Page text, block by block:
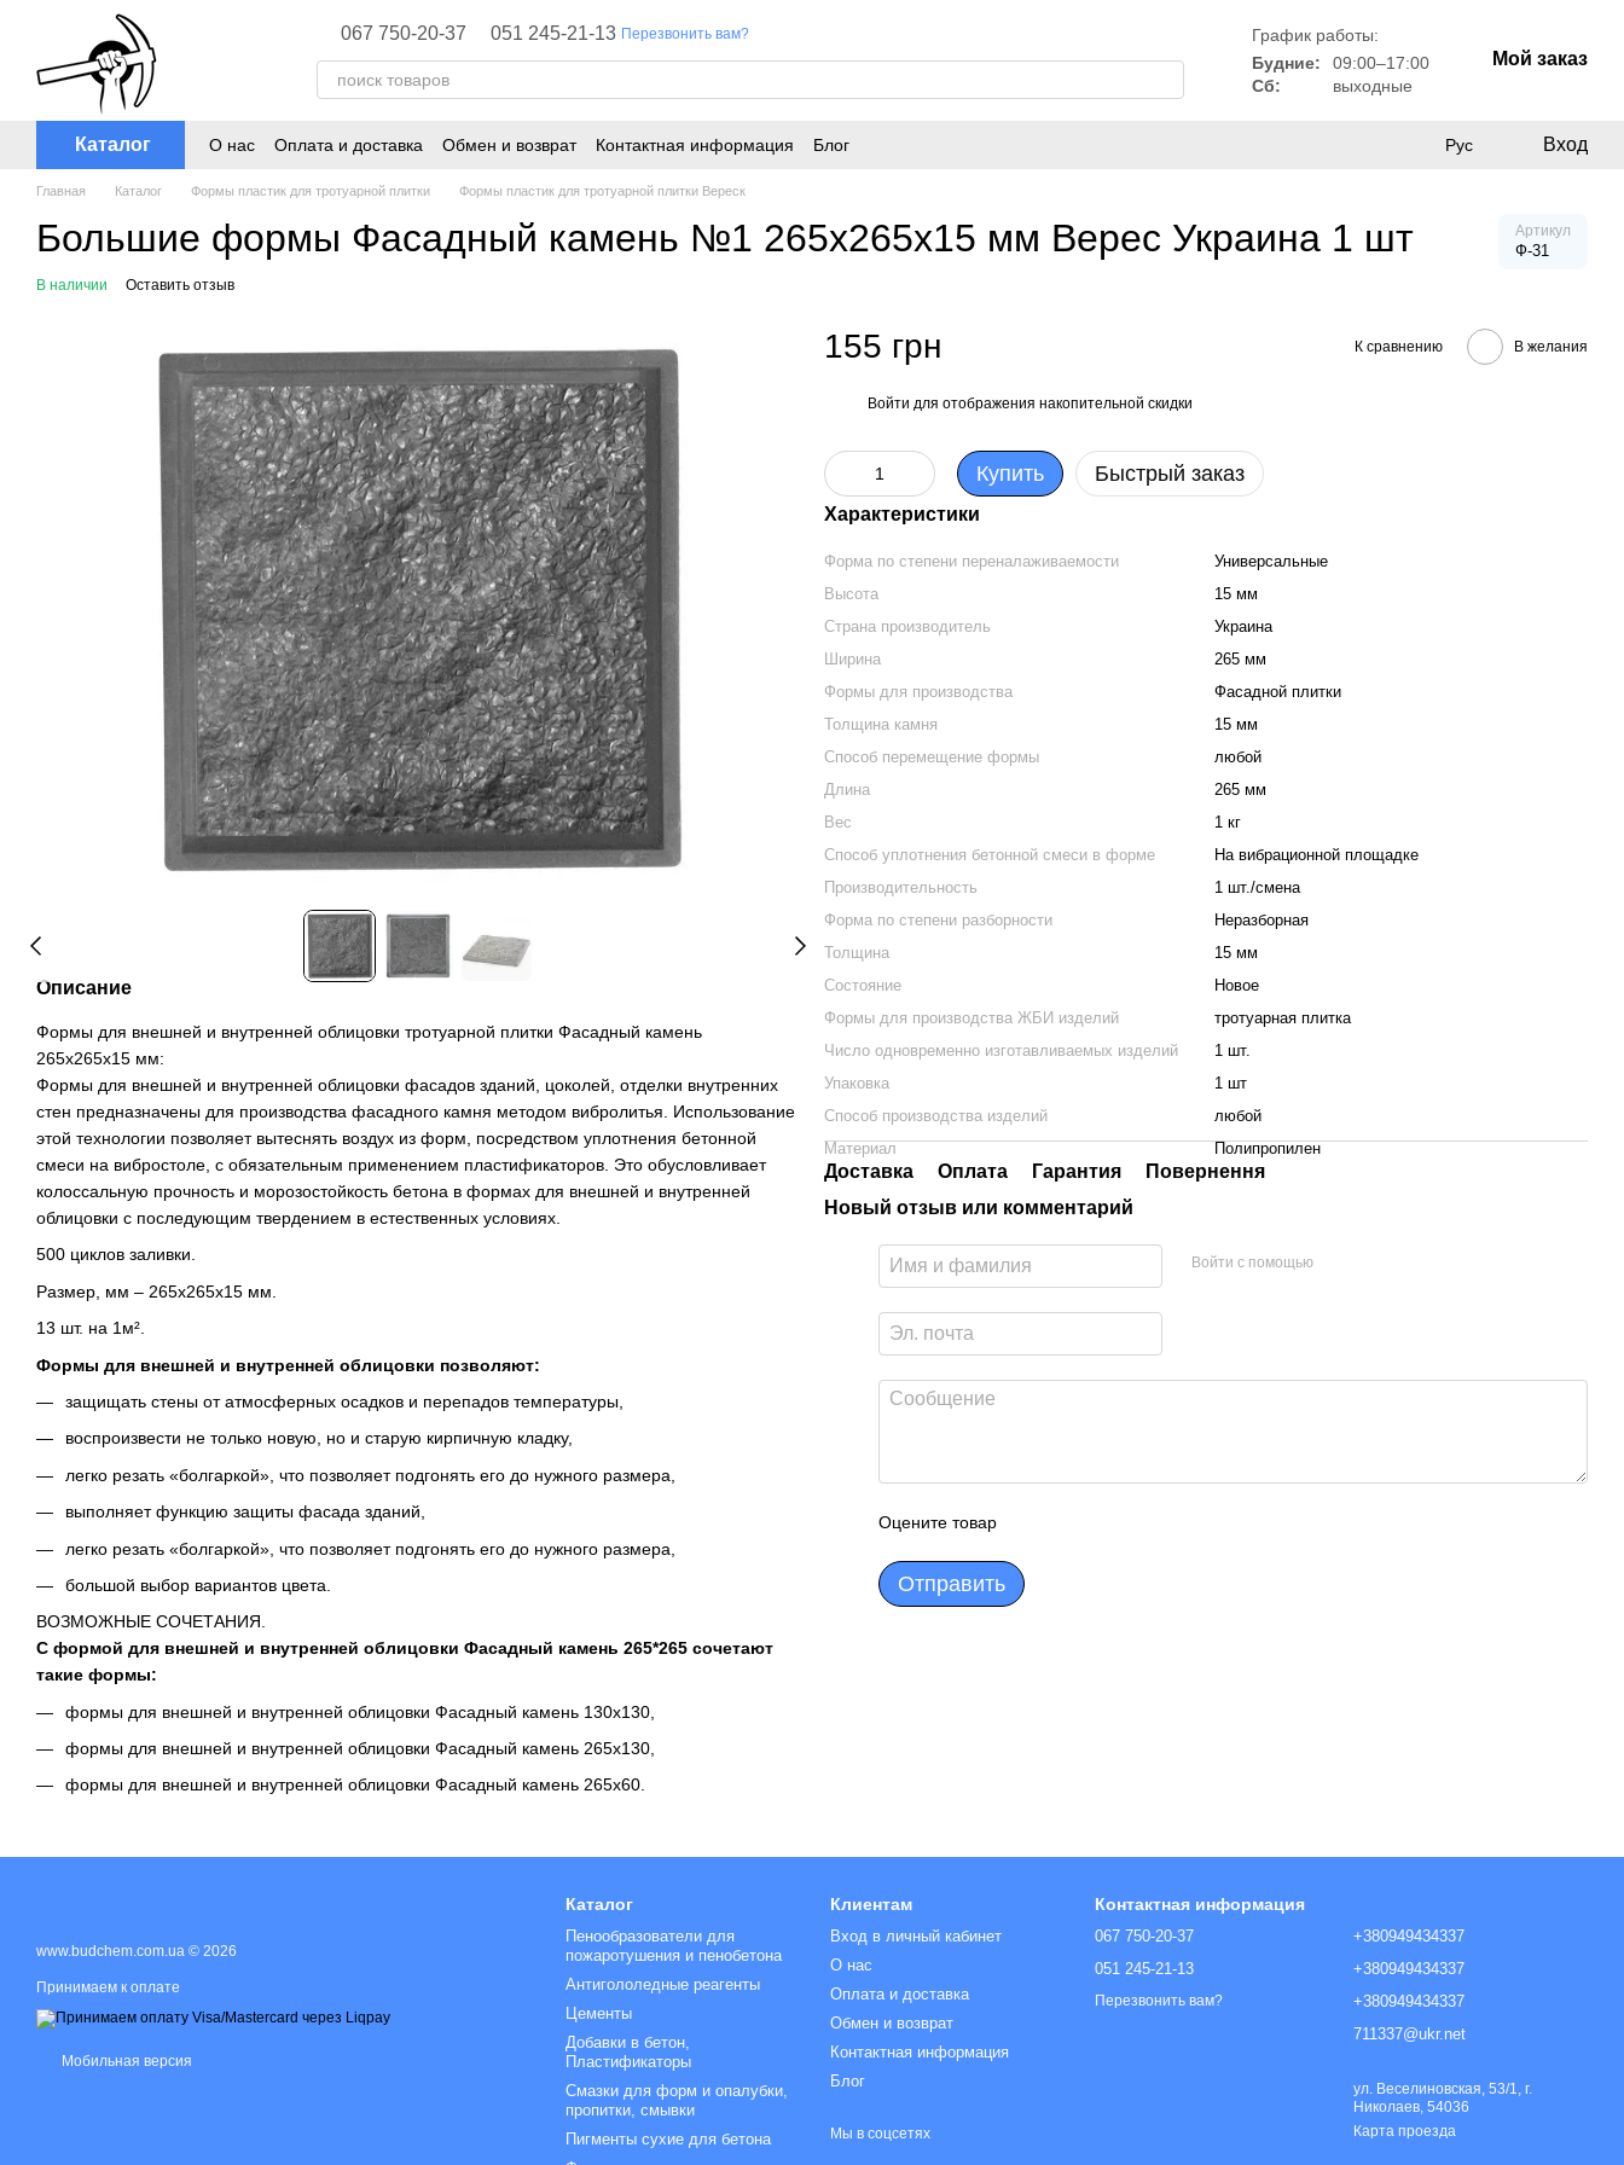
Перейти к основному контенту
067 750-20-37 051 245-21-13 Перезвонить вам?
График работы:
Будние:
09:00–17:00
Сб:
выходные
Мой заказ
Каталог О нас Оплата и доставка Обмен и возврат Контактная информация Блог Рус Вход
Главная Каталог Формы пластик для тротуарной плитки Формы пластик для тротуарной плитки Вереск
Большие формы Фасадный камень №1 265х265х15 мм Верес Украина 1 шт Артикул
Ф-31
В наличии Оставить отзыв
Описание
Формы для внешней и внутренней облицовки тротуарной плитки Фасадный камень
265х265х15 мм:
Формы для внешней и внутренней облицовки фасадов зданий, цоколей, отделки внутренних
стен предназначены для производства фасадного камня методом вибролитья. Использование
этой технологии позволяет вытеснять воздух из форм, посредством уплотнения бетонной
смеси на вибростоле, с обязательным применением пластификаторов. Это обусловливает
колоссальную прочность и морозостойкость бетона в формах для внешней и внутренней
облицовки с последующим твердением в естественных условиях.
500 циклов заливки.
Размер, мм – 265х265х15 мм.
13 шт. на 1м².
Формы для внешней и внутренней облицовки позволяют:
защищать стены от атмосферных осадков и перепадов температуры,
воспроизвести не только новую, но и старую кирпичную кладку,
легко резать «болгаркой», что позволяет подгонять его до нужного размера,
выполняет функцию защиты фасада зданий,
легко резать «болгаркой», что позволяет подгонять его до нужного размера,
большой выбор вариантов цвета.
ВОЗМОЖНЫЕ СОЧЕТАНИЯ.
С формой для внешней и внутренней облицовки Фасадный камень 265*265 сочетают
такие формы:
формы для внешней и внутренней облицовки Фасадный камень 130х130,
формы для внешней и внутренней облицовки Фасадный камень 265х130,
формы для внешней и внутренней облицовки Фасадный камень 265х60.
155 грн К сравнению В желания
Войти для отображения накопительной скидки
Купить Быстрый заказ
Характеристики
Форма по степени переналаживаемости
Универсальные
Высота
15 мм
Страна производитель
Украина
Ширина
265 мм
Формы для производства
Фасадной плитки
Толщина камня
15 мм
Способ перемещение формы
любой
Длина
265 мм
Вес
1 кг
Способ уплотнения бетонной смеси в форме
На вибрационной площадке
Производительность
1 шт./смена
Форма по степени разборности
Неразборная
Толщина
15 мм
Состояние
Новое
Формы для производства ЖБИ изделий
тротуарная плитка
Число одновременно изготавливаемых изделий
1 шт.
Упаковка
1 шт
Способ производства изделий
любой
Материал
Полипропилен
Доставка Оплата Гарантия
Повернення
Новый отзыв или комментарий
Войти с помощью
Оцените товар
Отправить
www.budchem.com.ua © 2026
Принимаем к оплате
Мобильная версия
Каталог
Пенообразователи для
пожаротушения и пенобетона
Антигололедные реагенты
Цементы
Добавки в бетон,
Пластификаторы
Смазки для форм и опалубки,
пропитки, смывки
Пигменты сухие для бетона
Клиентам
Вход в личный кабинет
О нас
Оплата и доставка
Обмен и возврат
Контактная информация
Блог
Мы в соцсетях
Контактная информация
067 750-20-37
051 245-21-13
Перезвонить вам?
+380949434337
+380949434337
+380949434337
711337@ukr.net
ул. Веселиновская, 53/1, г.
Николаев, 54036
Карта проезда